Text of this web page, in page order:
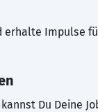
erhalte Impulse
Du Deine